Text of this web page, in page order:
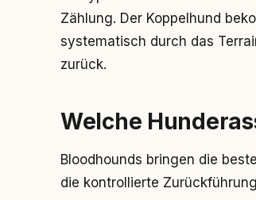
Zählung. Der Koppelhund
systematisch durch das
zurück.
Welche
Bloodhounds bringen die
die kontrollierte